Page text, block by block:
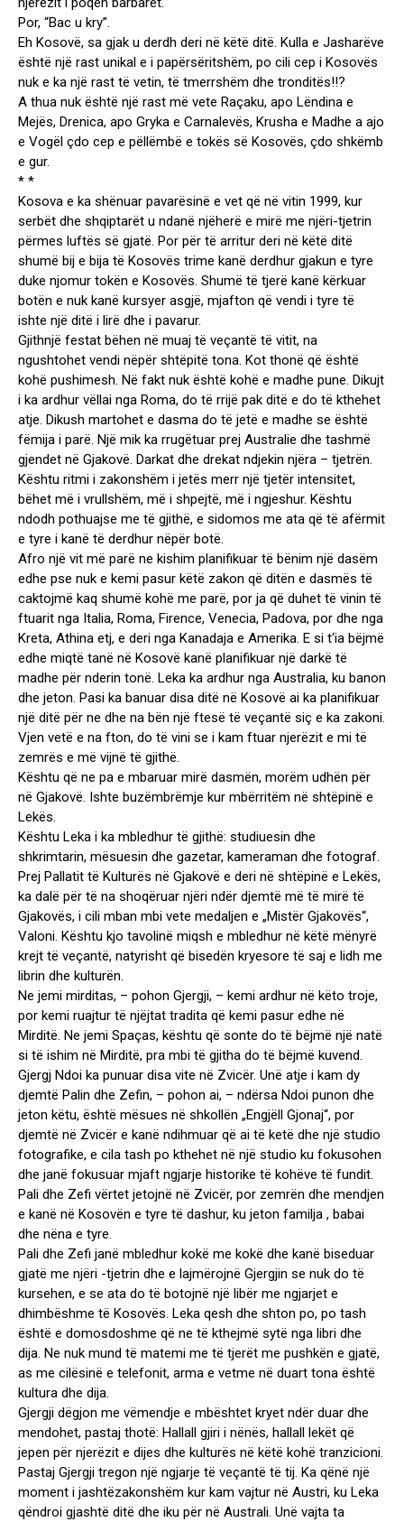
Por, “Bac u kry”.
Eh Kosovë, sa gjak u derdh deri në këtë ditë. Kulla e Jasharëve
është një rast unikal e i papërsëritshëm, po cili cep i Kosovës
nuk e ka një rast të vetin, të tmerrshëm dhe tronditës!!?
A thua nuk është një rast më vete Raçaku, apo Lëndina e
Mejës, Drenica, apo Gryka e Carnalevës, Krusha e Madhe a ajo
e Vogël çdo cep e pëllëmbë e tokës së Kosovës, çdo shkëmb
e gur.
* *
Kosova e ka shënuar pavarësinë e vet që në vitin 1999, kur
serbët dhe shqiptarët u ndanë njëherë e mirë me njëri-tjetrin
përmes luftës së gjatë. Por për të arritur deri në këtë ditë
shumë bij e bija të Kosovës trime kanë derdhur gjakun e tyre
duke njomur tokën e Kosovës. Shumë të tjerë kanë kërkuar
botën e nuk kanë kursyer asgjë, mjafton që vendi i tyre të
ishte një ditë i lirë dhe i pavarur.
Gjithnjë festat bëhen në muaj të veçantë të vitit, na
ngushtohet vendi nëpër shtëpitë tona. Kot thonë që është
kohë pushimesh. Në fakt nuk është kohë e madhe pune. Dikujt
i ka ardhur vëllai nga Roma, do të rrijë pak ditë e do të kthehet
atje. Dikush martohet e dasma do të jetë e madhe se është
fëmija i parë. Një mik ka rrugëtuar prej Australie dhe tashmë
gjendet në Gjakovë. Darkat dhe drekat ndjekin njëra – tjetrën.
Kështu ritmi i zakonshëm i jetës merr një tjetër intensitet,
bëhet më i vrullshëm, më i shpejtë, më i ngjeshur. Kështu
ndodh pothuajse me të gjithë, e sidomos me ata që të afërmit
e tyre i kanë të derdhur nëpër botë.
Afro një vit më parë ne kishim planifikuar të bënim një dasëm
edhe pse nuk e kemi pasur këtë zakon që ditën e dasmës të
caktojmë kaq shumë kohë me parë, por ja që duhet të vinin të
ftuarit nga Italia, Roma, Firence, Venecia, Padova, por dhe nga
Kreta, Athina etj, e deri nga Kanadaja e Amerika. E si t‘ia bëjmë
edhe miqtë tanë në Kosovë kanë planifikuar një darkë të
madhe për nderin tonë. Leka ka ardhur nga Australia, ku banon
dhe jeton. Pasi ka banuar disa ditë në Kosovë ai ka planifikuar
një ditë për ne dhe na bën një ftesë të veçantë siç e ka zakoni.
Vjen vetë e na fton, do të vini se i kam ftuar njerëzit e mi të
zemrës e më vijnë të gjithë.
Kështu që ne pa e mbaruar mirë dasmën, morëm udhën për
në Gjakovë. Ishte buzëmbrëmje kur mbërritëm në shtëpinë e
Lekës.
Kështu Leka i ka mbledhur të gjithë: studiuesin dhe
shkrimtarin, mësuesin dhe gazetar, kameraman dhe fotograf.
Prej Pallatit të Kulturës në Gjakovë e deri në shtëpinë e Lekës,
ka dalë për të na shoqëruar njëri ndër djemtë më të mirë të
Gjakovës, i cili mban mbi vete medaljen e „Mistër Gjakovës“,
Valoni. Kështu kjo tavolinë miqsh e mbledhur në këtë mënyrë
krejt të veçantë, natyrisht që bisedën kryesore të saj e lidh me
librin dhe kulturën.
Ne jemi mirditas, – pohon Gjergji, – kemi ardhur në këto troje,
por kemi ruajtur të njëjtat tradita që kemi pasur edhe në
Mirditë. Ne jemi Spaças, kështu që sonte do të bëjmë një natë
si të ishim në Mirditë, pra mbi të gjitha do të bëjmë kuvend.
Gjergj Ndoi ka punuar disa vite në Zvicër. Unë atje i kam dy
djemtë Palin dhe Zefin, – pohon ai, – ndërsa Ndoi punon dhe
jeton këtu, është mësues në shkollën „Engjëll Gjonaj“, por
djemtë në Zvicër e kanë ndihmuar që ai të ketë dhe një studio
fotografike, e cila tash po kthehet në një studio ku fokusohen
dhe janë fokusuar mjaft ngjarje historike të kohëve të fundit.
Pali dhe Zefi vërtet jetojnë në Zvicër, por zemrën dhe mendjen
e kanë në Kosovën e tyre të dashur, ku jeton familja , babai
dhe nëna e tyre.
Pali dhe Zefi janë mbledhur kokë me kokë dhe kanë biseduar
gjatë me njëri -tjetrin dhe e lajmërojnë Gjergjin se nuk do të
kursehen, e se ata do të botojnë një libër me ngjarjet e
dhimbëshme të Kosovës. Leka qesh dhe shton po, po tash
është e domosdoshme që ne të kthejmë sytë nga libri dhe
dija. Ne nuk mund të matemi me të tjerët me pushkën e gjatë,
as me cilësinë e telefonit, arma e vetme në duart tona është
kultura dhe dija.
Gjergji dëgjon me vëmendje e mbështet kryet ndër duar dhe
mendohet, pastaj thotë: Hallall gjiri i nënës, hallall lekët që
jepen për njerëzit e dijes dhe kulturës në këtë kohë tranzicioni.
Pastaj Gjergji tregon një ngjarje të veçantë të tij. Ka qënë një
moment i jashtëzakonshëm kur kam vajtur në Austri, ku Leka
qëndroi gjashtë ditë dhe iku për në Australi. Unë vajta ta